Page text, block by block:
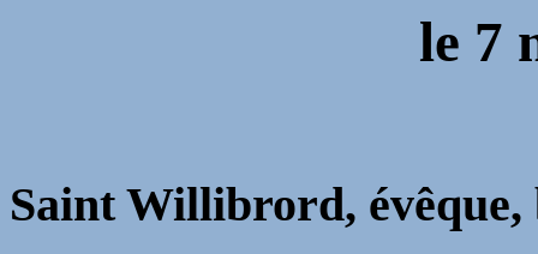
le 7
Saint Willibrord, évêque,